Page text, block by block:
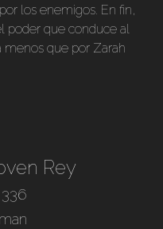
los enemigos. En fin,
poder que conduce al
menos que por Zarah
Rey